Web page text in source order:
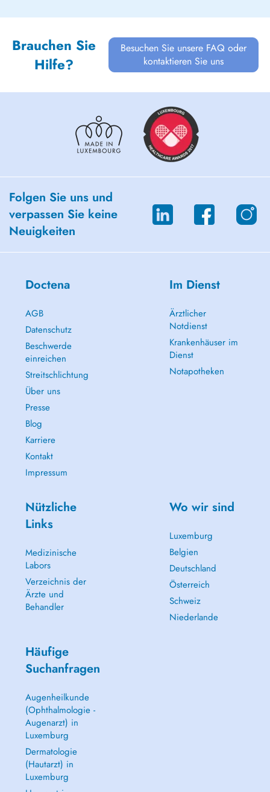
Brauchen Sie
Hilfe?
Besuchen Sie unsere FAQ oder
kontaktieren Sie uns
Folgen Sie uns und
verpassen Sie keine
Neuigkeiten
Doctena
AGB
Datenschutz
Beschwerde
einreichen
Streitschlichtung
Über uns
Presse
Blog
Karriere
Kontakt
Impressum
Im Dienst
Ärztlicher
Notdienst
Krankenhäuser im
Dienst
Notapotheken
Nützliche
Links
Medizinische
Labors
Verzeichnis der
Ärzte und
Behandler
Wo wir sind
Luxemburg
Belgien
Deutschland
Österreich
Schweiz
Niederlande
Häufige
Suchanfragen
Augenheilkunde
(Ophthalmologie -
Augenarzt) in
Luxemburg
Dermatologie
(Hautarzt) in
Luxemburg